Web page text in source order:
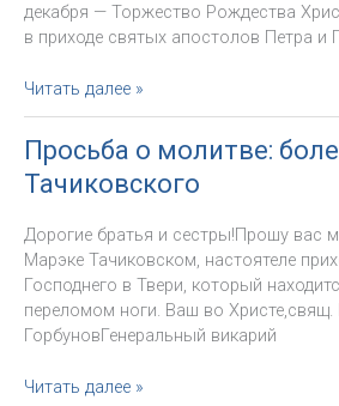
декабря — Торжество Рождества
в приходе святых апостолов Петра и
Расписание
Архиепископа
на
конец
декабря
начало
января
Читать далее »
Просьба о молитве:
Тачиковского
Дорогие братья и сестры!Прошу вас
Марэке Тачиковском, настоятеле
Господнего в Твери, который
переломом ноги. Ваш во Христе,свящ.
ГорбуновГенеральный викарий
Просьба
Читать далее »